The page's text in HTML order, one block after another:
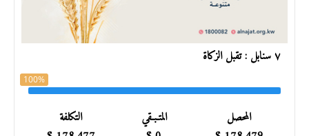
٧ سنابل : تقبل الزكاة
100%
المحصل
المتـبـقي
التكلفة